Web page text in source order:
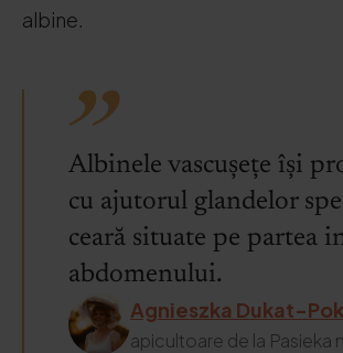
albine.
Albinele vascușețe își
cu ajutorul glandelor
ceară situate pe partea
abdomenului.
Agnieszka Dukat-
apicultoare de la Pasieka